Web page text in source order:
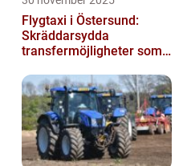
Flygtaxi i Östersund:
Skräddarsydda
transfermöjligheter som